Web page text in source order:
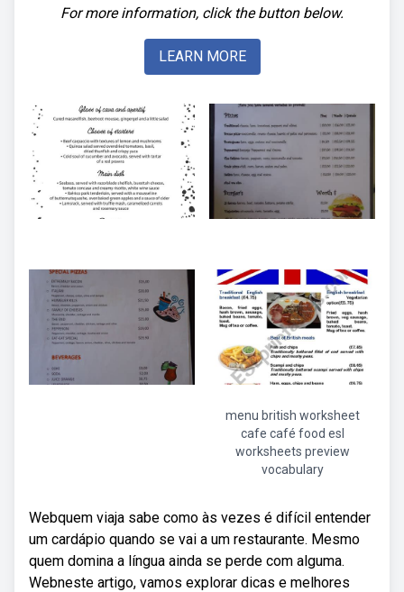
For more information, click the button below.
LEARN MORE
menu british worksheet
cafe café food esl
worksheets preview
vocabulary
Webquem viaja sabe como às vezes é difícil entender
um cardápio quando se vai a um restaurante. Mesmo
quem domina a língua ainda se perde com alguma.
Webneste artigo, vamos explorar dicas e melhores